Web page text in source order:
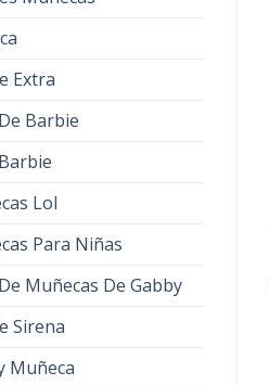
Extra
Barbie
Lol
Para Niñas
Muñecas De Gabby
Sirena
Muñeca